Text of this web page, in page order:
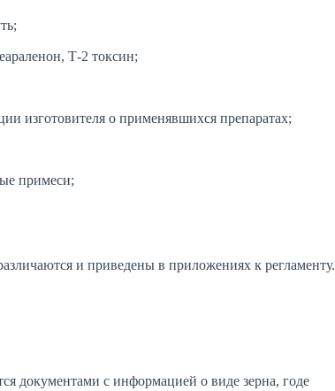
Т-2 токсин;
изготовителя о применявшихся препаратах;
примеси;
и приведены в приложениях к регламенту.
документами с информацией о виде зерна, годе